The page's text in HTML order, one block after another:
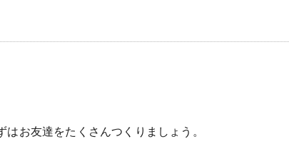
お友達をたくさんつくりましょう。